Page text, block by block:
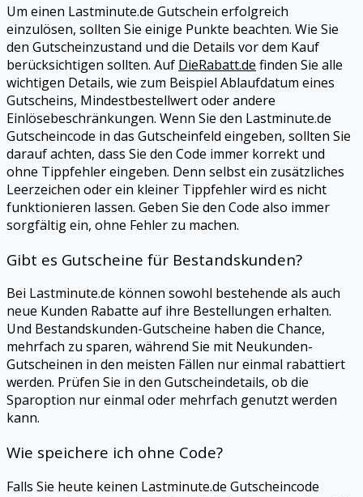
Um einen Lastminute.de Gutschein erfolgreich
einzulösen, sollten Sie einige Punkte beachten. Wie Sie
den Gutscheinzustand und die Details vor dem Kauf
berücksichtigen sollten. Auf DieRabatt.de finden Sie alle
wichtigen Details, wie zum Beispiel Ablaufdatum eines
Gutscheins, Mindestbestellwert oder andere
Einlösebeschränkungen. Wenn Sie den Lastminute.de
Gutscheincode in das Gutscheinfeld eingeben, sollten Sie
darauf achten, dass Sie den Code immer korrekt und
ohne Tippfehler eingeben. Denn selbst ein zusätzliches
Leerzeichen oder ein kleiner Tippfehler wird es nicht
funktionieren lassen. Geben Sie den Code also immer
sorgfältig ein, ohne Fehler zu machen.
Gibt es Gutscheine für Bestandskunden?
Bei Lastminute.de können sowohl bestehende als auch
neue Kunden Rabatte auf ihre Bestellungen erhalten.
Und Bestandskunden-Gutscheine haben die Chance,
mehrfach zu sparen, während Sie mit Neukunden-
Gutscheinen in den meisten Fällen nur einmal rabattiert
werden. Prüfen Sie in den Gutscheindetails, ob die
Sparoption nur einmal oder mehrfach genutzt werden
kann.
Wie speichere ich ohne Code?
Falls Sie heute keinen Lastminute.de Gutscheincode